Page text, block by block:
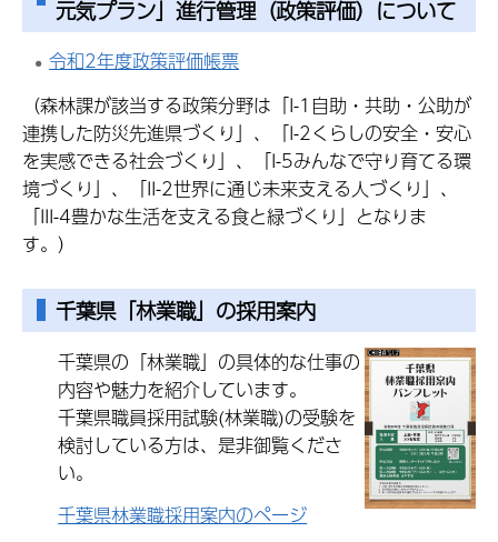
元気プラン」進行管理（政策評価）について
令和2年度政策評価帳票
（森林課が該当する政策分野は「I-1自助・共助・公助が
連携した防災先進県づくり」、「I-2くらしの安全・安心
を実感できる社会づくり」、「I-5みんなで守り育てる環
境づくり」、「II-2世界に通じ未来支える人づくり」、
「III-4豊かな生活を支える食と緑づくり」となりま
す。）
千葉県「林業職」の採用案内
千葉県の「林業職」の具体的な仕事の
内容や魅力を紹介しています。
千葉県職員採用試験(林業職)の受験を
検討している方は、是非御覧くださ
い。
千葉県林業職採用案内のページ